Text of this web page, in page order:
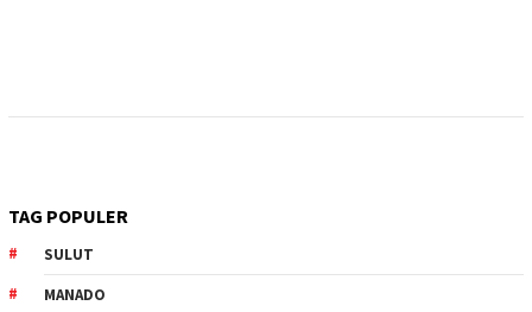
TAG POPULER
SULUT
MANADO